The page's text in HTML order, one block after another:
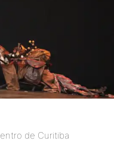
de Curitiba